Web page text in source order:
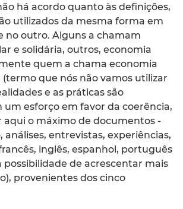
há acordo quanto às definições,
utilizados da mesma forma em
no outro. Alguns a chamam
e solidária, outros, economia
quem a chama economia
(termo que nós não vamos utilizar
e as práticas são
um esforço em favor da coerência,
aqui o máximo de documentos -
análises, entrevistas, experiências,
inglês, espanhol, português
possibilidade de acrescentar mais
provenientes dos cinco